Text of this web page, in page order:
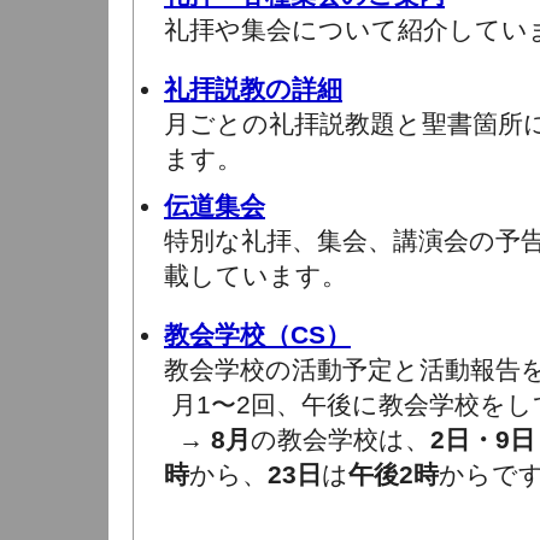
礼拝や集会について紹介してい
礼拝説教の詳細
月ごとの礼拝説教題と聖書箇所
ます。
伝道集会
特別な礼拝、集会、講演会の予
載しています。
教会学校（CS）
教会学校の活動予定と活動報告
月1〜2回、午後に教会学校を
→ 8月 の教会学校は、 2日・9
時から、 23日 は午後2時からで